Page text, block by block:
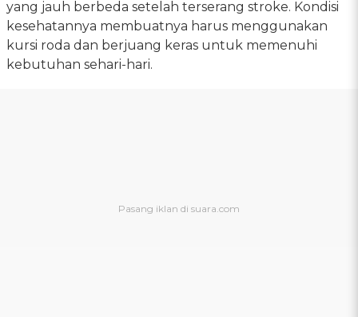
yang jauh berbeda setelah terserang stroke. Kondisi
kesehatannya membuatnya harus menggunakan
kursi roda dan berjuang keras untuk memenuhi
kebutuhan sehari-hari.